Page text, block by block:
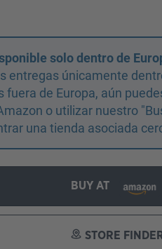
solo dentro de
entregas únicamente
fuera de Europa, aún
o utilizar nuestro
una tienda asociada
BUY AT
STORE